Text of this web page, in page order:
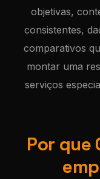
objetivas,
consistentes,
comparativos
montar uma
serviços
Por que